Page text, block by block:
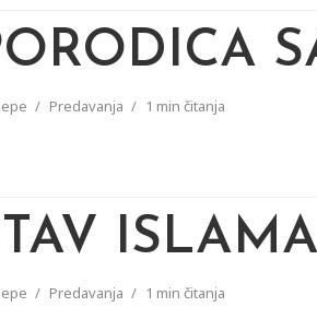
Predavanja 1 min čitanja
Predavanja 1 min čitanja